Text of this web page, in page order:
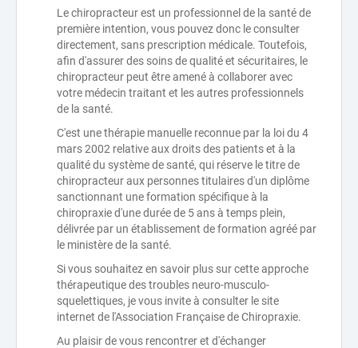
Le chiropracteur est un professionnel de la santé de
première intention, vous pouvez donc le consulter
directement, sans prescription médicale. Toutefois,
afin d'assurer des soins de qualité et sécuritaires, le
chiropracteur peut être amené à collaborer avec
votre médecin traitant et les autres professionnels
de la santé.
C'est une thérapie manuelle reconnue par la loi du 4
mars 2002 relative aux droits des patients et à la
qualité du système de santé, qui réserve le titre de
chiropracteur aux personnes titulaires d'un diplôme
sanctionnant une formation spécifique à la
chiropraxie d'une durée de 5 ans à temps plein,
délivrée par un établissement de formation agréé par
le ministère de la santé.
Si vous souhaitez en savoir plus sur cette approche
thérapeutique des troubles neuro-musculo-
squelettiques, je vous invite à consulter le site
internet de l'Association Française de Chiropraxie.
Au plaisir de vous rencontrer et d'échanger